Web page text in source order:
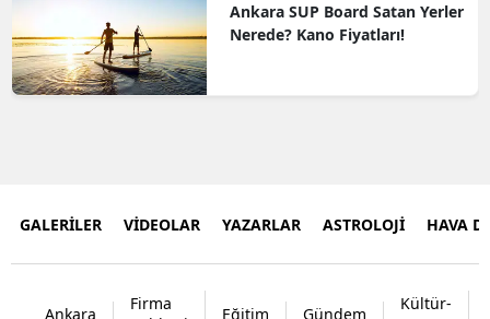
Ankara SUP Board Satan Yerler
Nerede? Kano Fiyatları!
GALERİLER VİDEOLAR YAZARLAR ASTROLOJİ HAVA
Ankara
Firma
Eğitim Gündem
Kültür-